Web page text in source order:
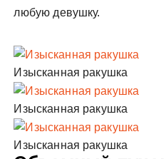
любую девушку.
Изысканная ракушка
Изысканная ракушка
Изысканная ракушка